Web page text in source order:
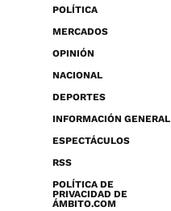
POLÍTICA
MERCADOS
OPINIÓN
NACIONAL
DEPORTES
INFORMACIÓN GENERAL
ESPECTÁCULOS
RSS
POLÍTICA DE
PRIVACIDAD DE
ÁMBITO.COM